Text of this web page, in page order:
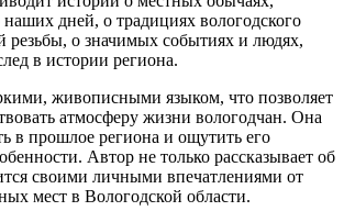
дней, о традициях вологодского
резьбы, о значимых событиях и людях,
в истории региона.
живописными языком, что позволяет
атмосферу жизни вологодчан. Она
в прошлое региона и ощутить его
Автор не только рассказывает об
своими личными впечатлениями от
мест в Вологодской области.